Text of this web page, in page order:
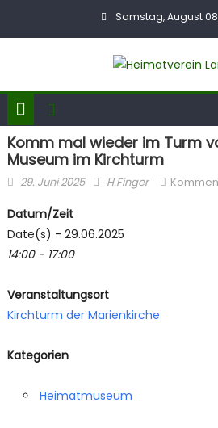
Samstag, August
Komm mal wieder im Turm
Museum im Kirchturm
Posted
29. Juni 2025 Author
H.Finger
Datum/Zeit
Date(s) - 29.06.2025
14:00 - 17:00
Veranstaltungsort
Kirchturm der Marienkirche
Kategorien
Heimatmuseum